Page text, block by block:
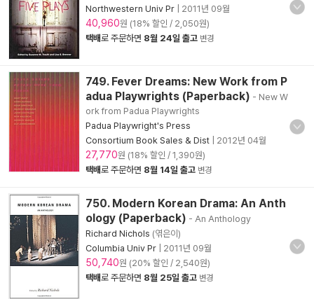
Northwestern Univ Pr
2011년 09월
40,960원 (18% 할인 / 2,050원)
택배로 주문하면 8월 24일 출고 변경
749. Fever Dreams: New Work from P
adua Playwrights (Paperback) - New W
ork from Padua Playwrights
Padua Playwright's Press
Consortium Book Sales & Dist
2012년 04월
27,770원 (18% 할인 / 1,390원)
택배로 주문하면 8월 14일 출고 변경
750. Modern Korean Drama: An Anth
ology (Paperback) - An Anthology
Richard Nichols (엮은이)
Columbia Univ Pr
2011년 09월
50,740원 (20% 할인 / 2,540원)
택배로 주문하면 8월 25일 출고 변경